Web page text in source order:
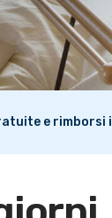
e rimborsi